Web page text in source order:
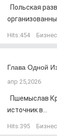
Польская
Hits:454 Бизнес
Глава Одной
апр 25,2026
Пшемыслав
источник в...
Hits:395 Бизнес